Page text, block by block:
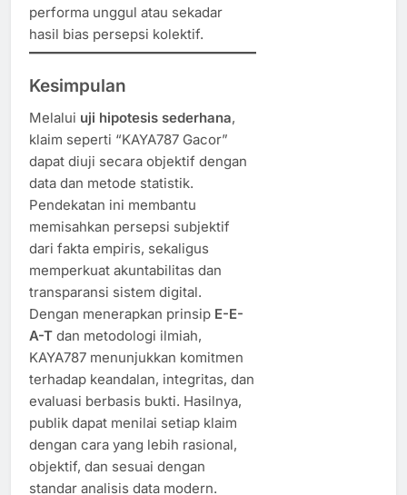
performa unggul atau sekadar
hasil bias persepsi kolektif.
Kesimpulan
Melalui uji hipotesis sederhana,
klaim seperti “KAYA787 Gacor”
dapat diuji secara objektif dengan
data dan metode statistik.
Pendekatan ini membantu
memisahkan persepsi subjektif
dari fakta empiris, sekaligus
memperkuat akuntabilitas dan
transparansi sistem digital.
Dengan menerapkan prinsip E-E-
A-T dan metodologi ilmiah,
KAYA787 menunjukkan komitmen
terhadap keandalan, integritas, dan
evaluasi berbasis bukti. Hasilnya,
publik dapat menilai setiap klaim
dengan cara yang lebih rasional,
objektif, dan sesuai dengan
standar analisis data modern.